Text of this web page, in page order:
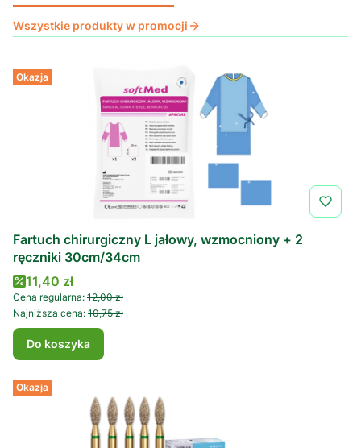
Wszystkie produkty w promocji
Okazja
Fartuch chirurgiczny L jałowy, wzmocniony + 2
ręczniki 30cm/34cm
Cena promocyjna
11,40 zł
Cena regularna: 12,00 zł
Najniższa cena: 10,75 zł
Do koszyka
Okazja